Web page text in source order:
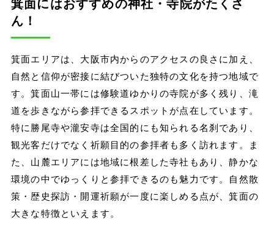
箕面にはおすすめの神社・寺院がたくさ
ん！
箕面エリアは、大阪市内からのアクセスの良さに加え、
自然と信仰が密接に結びついた独特の文化を持つ地域で
す。箕面山一帯には修験道ゆかりの寺院が多く残り、滝
道を歩きながら参拝できるスポットが点在しています。
特に勝尾寺や瀧安寺は全国的にも知られる名刹であり、
観光客だけでなく祈願目的の参拝者も多く訪れます。ま
た、山麓エリアには地域に根差した寺社もあり、静かな
環境の中でゆっくりと参拝できるのも魅力です。自然散
策・歴史探訪・開運祈願が一度に楽しめる点が、箕面の
大きな特徴といえます。